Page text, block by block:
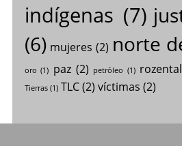
indígenas (7)
(6) mujeres (2) norte
oro (1) paz (2) petróleo (1) rozental
Tierras(1) TLC(2) víctimas (2)